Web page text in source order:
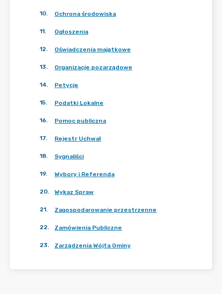
10. Ochrona środowiska
11. Ogłoszenia
12. Oświadczenia majątkowe
13. Organizacje pozarządowe
14. Petycje
15. Podatki Lokalne
16. Pomoc publiczna
17. Rejestr Uchwał
18. Sygnaliści
19. Wybory i Referenda
20. Wykaz Spraw
21. Zagospodarowanie przestrzenne
22. Zamówienia Publiczne
23. Zarządzenia Wójta Gminy